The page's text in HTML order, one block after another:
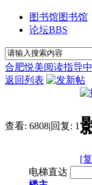
图书馆图书馆
论坛BBS
合肥悦美阅读指导
返回列表
查看: 6808|回复: 1
[
电梯直达